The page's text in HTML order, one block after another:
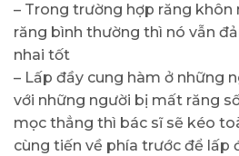
– Trong trường hợp răng khôn
răng bình thường thì nó vẫn
nhai tốt
– Lấp đầy cung hàm ở những
với những người bị mất răng
mọc thẳng thì bác sĩ sẽ kéo
cùng tiến về phía trước để lấp